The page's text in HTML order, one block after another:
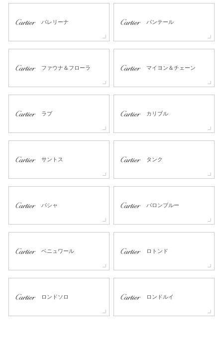
バレリーナ パンテール
ファウナ＆フローラ マイヨン＆チェーン
ラブ カリブル
サントス タンク
パシャ バロンブルー
ベニュワール ロトンド
ロンドソロ ロンドルイ